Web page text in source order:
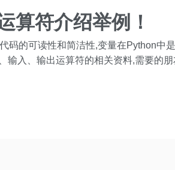
算符介绍举例！
码的可读性和简洁性,变量在Python中是
输入、输出运算符的相关资料,需要的朋